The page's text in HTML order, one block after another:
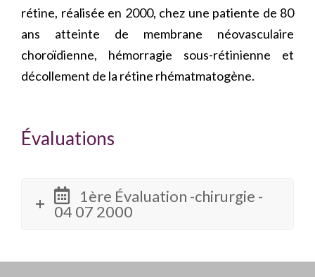
rétine, réalisée en 2000, chez une patiente de 80
ans atteinte de membrane néovasculaire
choroïdienne, hémorragie sous-rétinienne et
décollement de la rétine rhématmatogène.
Évaluations
1ère Évaluation -chirurgie -
04 07 2000